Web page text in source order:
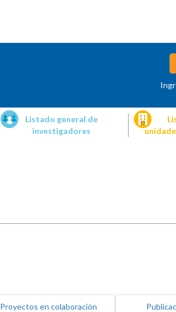
Listado general de
investigadores
Proyectos en colaboración